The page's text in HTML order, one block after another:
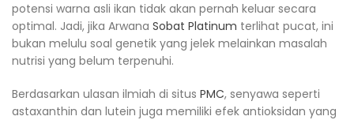
potensi warna asli ikan tidak akan pernah keluar secara
optimal. Jadi, jika Arwana Sobat Platinum terlihat pucat, ini
bukan melulu soal genetik yang jelek melainkan masalah
nutrisi yang belum terpenuhi.
Berdasarkan ulasan ilmiah di situs PMC, senyawa seperti
astaxanthin dan lutein juga memiliki efek antioksidan yang